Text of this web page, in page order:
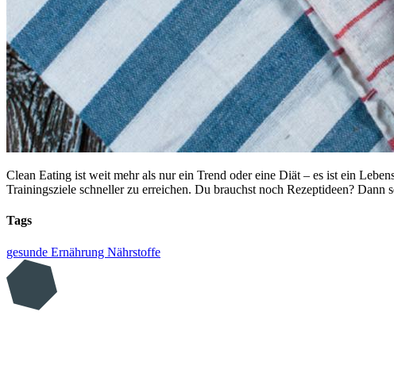
Clean Eating ist weit mehr als nur ein Trend oder eine Diät – es ist ein
Trainingsziele schneller zu erreichen. Du brauchst noch Rezeptideen? Dann
Tags
gesunde Ernährung Nährstoffe